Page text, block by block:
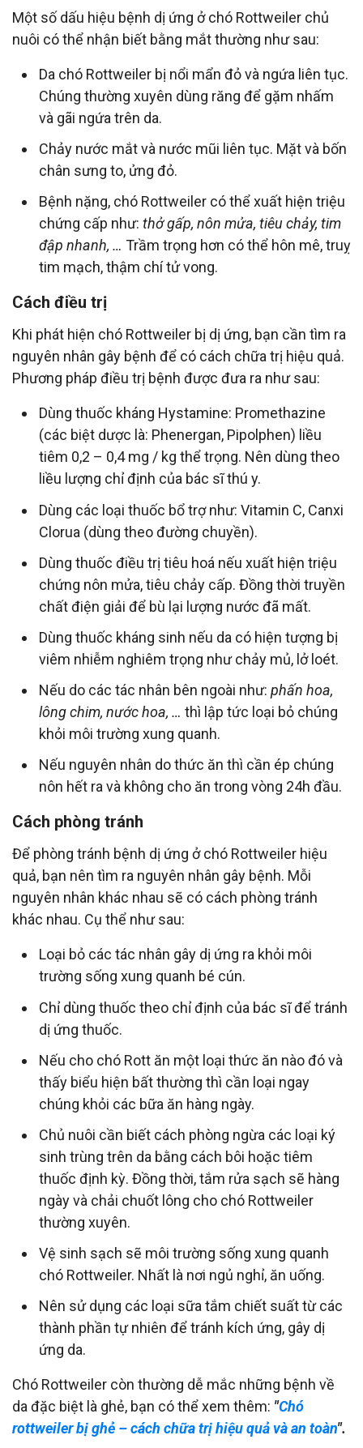
Một số dấu hiệu bệnh dị ứng ở chó Rottweiler chủ
nuôi có thể nhận biết bằng mắt thường như sau:
Da chó Rottweiler bị nổi mẩn đỏ và ngứa liên tục.
Chúng thường xuyên dùng răng để gặm nhấm
và gãi ngứa trên da.
Chảy nước mắt và nước mũi liên tục. Mặt và bốn
chân sưng to, ửng đỏ.
Bệnh nặng, chó Rottweiler có thể xuất hiện triệu
chứng cấp như: thở gấp, nôn mửa, tiêu chảy, tim
đập nhanh, … Trầm trọng hơn có thể hôn mê, truỵ
tim mạch, thậm chí tử vong.
Cách điều trị
Khi phát hiện chó Rottweiler bị dị ứng, bạn cần tìm ra
nguyên nhân gây bệnh để có cách chữa trị hiệu quả.
Phương pháp điều trị bệnh được đưa ra như sau:
Dùng thuốc kháng Hystamine: Promethazine
(các biệt dược là: Phenergan, Pipolphen) liều
tiêm 0,2 – 0,4 mg / kg thể trọng. Nên dùng theo
liều lượng chỉ định của bác sĩ thú y.
Dùng các loại thuốc bổ trợ như: Vitamin C, Canxi
Clorua (dùng theo đường chuyền).
Dùng thuốc điều trị tiêu hoá nếu xuất hiện triệu
chứng nôn mửa, tiêu chảy cấp. Đồng thời truyền
chất điện giải để bù lại lượng nước đã mất.
Dùng thuốc kháng sinh nếu da có hiện tượng bị
viêm nhiễm nghiêm trọng như chảy mủ, lở loét.
Nếu do các tác nhân bên ngoài như: phấn hoa,
lông chim, nước hoa, … thì lập tức loại bỏ chúng
khỏi môi trường xung quanh.
Nếu nguyên nhân do thức ăn thì cần ép chúng
nôn hết ra và không cho ăn trong vòng 24h đầu.
Cách phòng tránh
Để phòng tránh bệnh dị ứng ở chó Rottweiler hiệu
quả, bạn nên tìm ra nguyên nhân gây bệnh. Mỗi
nguyên nhân khác nhau sẽ có cách phòng tránh
khác nhau. Cụ thể như sau:
Loại bỏ các tác nhân gây dị ứng ra khỏi môi
trường sống xung quanh bé cún.
Chỉ dùng thuốc theo chỉ định của bác sĩ để tránh
dị ứng thuốc.
Nếu cho chó Rott ăn một loại thức ăn nào đó và
thấy biểu hiện bất thường thì cần loại ngay
chúng khỏi các bữa ăn hàng ngày.
Chủ nuôi cần biết cách phòng ngừa các loại ký
sinh trùng trên da bằng cách bôi hoặc tiêm
thuốc định kỳ. Đồng thời, tắm rửa sạch sẽ hàng
ngày và chải chuốt lông cho chó Rottweiler
thường xuyên.
Vệ sinh sạch sẽ môi trường sống xung quanh
chó Rottweiler. Nhất là nơi ngủ nghỉ, ăn uống.
Nên sử dụng các loại sữa tắm chiết suất từ các
thành phần tự nhiên để tránh kích ứng, gây dị
ứng da.
Chó Rottweiler còn thường dễ mắc những bệnh về
da đặc biệt là ghẻ, bạn có thể xem thêm: "Chó
rottweiler bị ghẻ – cách chữa trị hiệu quả và an toàn".